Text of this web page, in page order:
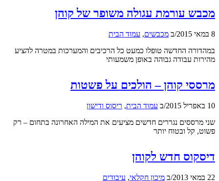
מכבש עורמת עגולה משופר של קוהן
8 במאי 2015 /ב מכבשים, עמוד הבית
במהדורה החדשה טופלו כמעט כל הרכיבים והמערכות במטרה להציע
מהירות עבודה גבוהה באופן משמעותי
מרססי קוהן – הולכים על פשטות
10 באפריל 2015 /ב עמוד הבית, ריסוס ודישון
שני מרססים נגררים חדשים מציעים את המילה האחרונה בתחום – רק
פשוט, קל ובטוח יותר
דיסקוס חדש לקוהן
22 במאי 2013 /ב מיכון חקלאי, עיבודים